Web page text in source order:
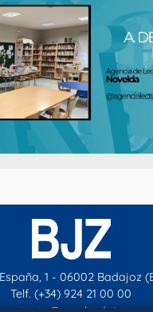
1 - 06002 Badajoz
Telf. (+34) 924 21 00 00